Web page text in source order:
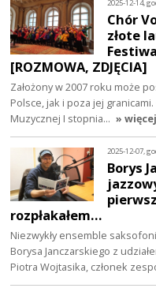
2025-12-14,
Chór
złote
[ROZMOWA, ZDJĘCIA]
Założony w 2007 roku może
Polsce, jak i poza jej
Muzycznej I stopnia… » więcej
2025-12-07,
Borys
rozpłakałem…
Niezwykły ensemble
Borysa Janczarskiego z
Piotra Wojtasika, członek